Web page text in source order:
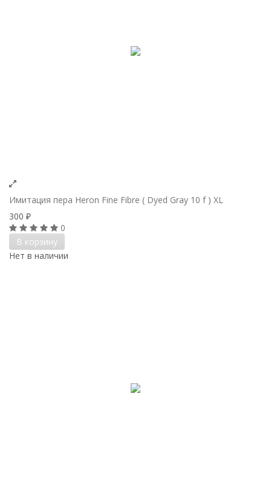
Имитация пера Heron Fine Fibre ( Dyed Gray 10 f ) XL
300 ₽
0
В корзину
Нет в наличии